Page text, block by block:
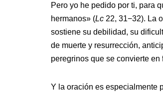
Pero yo he pedido por ti, para
hermanos» (Lc 22, 31−32). La
sostiene su debilidad, su
de muerte y resurrección,
peregrinos que se convierte
Y la oración es especialmente